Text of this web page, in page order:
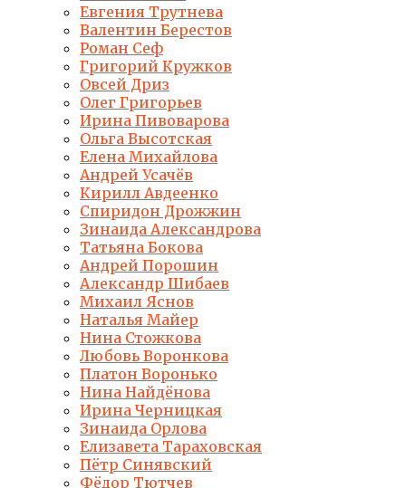
Евгения Трутнева
Валентин Берестов
Роман Сеф
Григорий Кружков
Овсей Дриз
Олег Григорьев
Ирина Пивоварова
Ольга Высотская
Елена Михайлова
Андрей Усачёв
Кирилл Авдеенко
Спиридон Дрожжин
Зинаида Александрова
Татьяна Бокова
Андрей Порошин
Александр Шибаев
Михаил Яснов
Наталья Майер
Нина Стожкова
Любовь Воронкова
Платон Воронько
Нина Найдёнова
Ирина Черницкая
Зинаида Орлова
Елизавета Тараховская
Пётр Синявский
Фёдор Тютчев